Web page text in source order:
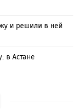
и решили в ней
в Астане